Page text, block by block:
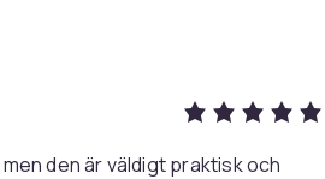
tjock ullflanell av hög kvalitet
stadig värme.
Appliceras, öppnas och stängs
den är väldigt praktisk och